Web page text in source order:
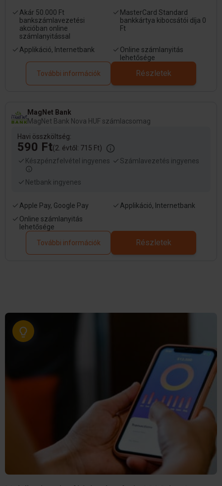
Akár 50.000 Ft
bankszámlavezetési
akcióban online
számlanyitással
MasterCard Standard
bankkártya kibocsátói díja 0
Ft
Applikáció, Internetbank
Online számlanyitás
lehetősége
További információk
Részletek
MagNet Bank
MagNet Bank Nova HUF számlacsomag
Havi összköltség:
590 Ft(2. évtől: 715 Ft)
Készpénzfelvétel ingyenes
Számlavezetés ingyenes
Netbank ingyenes
Apple Pay, Google Pay
Applikáció, Internetbank
Online számlanyitás
lehetősége
További információk
Részletek